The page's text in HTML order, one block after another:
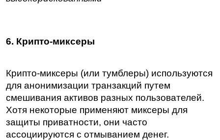
6. Крипто-миксеры
Крипто-миксеры (или тумблеры) используются
для анонимизации транзакций путем
смешивания активов разных пользователей.
Хотя некоторые применяют миксеры для
защиты приватности, они часто
ассоциируются с отмыванием денег.